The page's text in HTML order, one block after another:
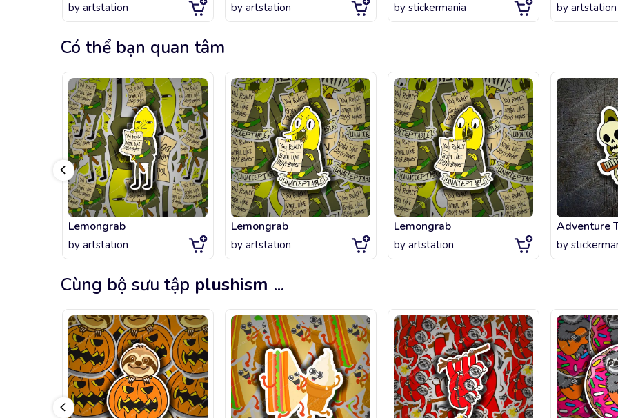
by artstation by artstation by stickermania by artstation
Có thể bạn quan tâm
Lemongrab
by artstation
Lemongrab
by artstation
Lemongrab
by artstation by
Cùng bộ sưu tập plushism ...